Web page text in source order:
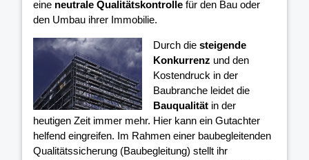
eine neutrale Qualitätskontrolle für den Bau oder
den Umbau ihrer Immobilie.
Durch diesteigende
Konkurrenz und den
Kostendruck in der
Baubranche leidet die
Bauqualität in der
heutigen Zeit immer mehr. Hier kann ein Gutachter
helfend eingreifen. Im Rahmen einer baubegleitenden
Qualitätssicherung (Baubegleitung) stellt ihr